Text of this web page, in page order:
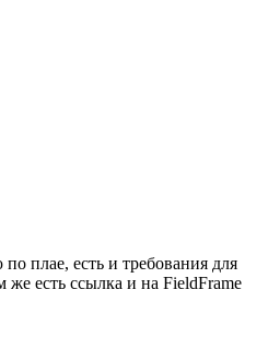
плае, есть и требования для
есть ссылка и на FieldFrame